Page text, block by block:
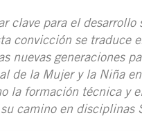
clave para el desarrollo
convicción se traduce
nuevas generaciones
de la Mujer y la Niña
la formación técnica y
camino en disciplinas